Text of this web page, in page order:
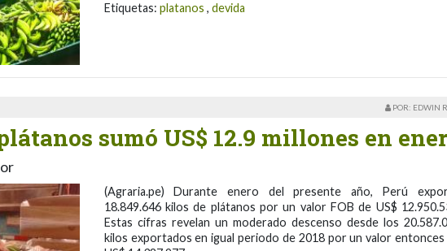
Etiquetas: platanos , devida
POR: EDWIN
sumó US$ 12.9 millones en
(Agraria.pe) Durante enero del presente año, Perú
18.849.646 kilos de plátanos por un valor FOB de US$
Estas cifras revelan un moderado descenso desde los
kilos exportados en igual periodo de 2018 por un valor entonces